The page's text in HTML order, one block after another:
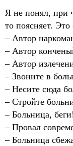
Я не понял, при
то поясняет.
– Автор
– Автор
– Автор
– Звоните в
– Несите сюда
– Стройте
– Больница, беги!
– Провал
– Больница